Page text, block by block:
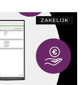
ZAKELIJK